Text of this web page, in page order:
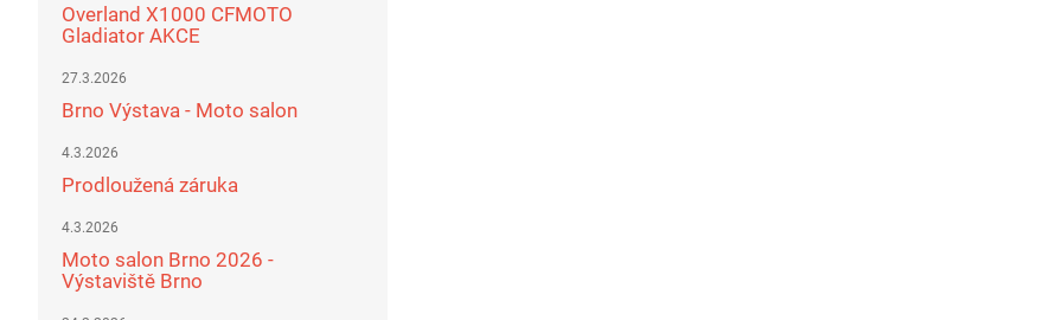
Overland X1000 CFMOTO
Gladiator AKCE
27.3.2026
Brno Výstava - Moto salon
4.3.2026
Prodloužená záruka
4.3.2026
Moto salon Brno 2026 -
Výstaviště Brno